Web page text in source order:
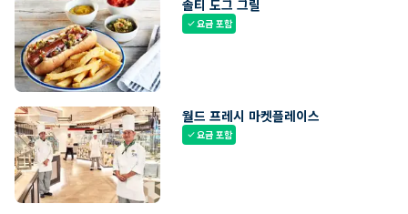
솔티 도그 그릴
check요금 포함
월드 프레시 마켓플레이스
check요금 포함